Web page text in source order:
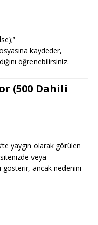
kaydeder,
öğrenebilirsiniz.
(500 Dahili
yaygın olarak görülen
veya
ancak nedenini